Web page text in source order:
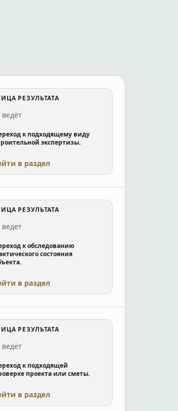
РЕЗУЛЬТАТА
ведёт
к подходящему виду
экспертизы.
в раздел
РЕЗУЛЬТАТА
ведёт
к обследованию
состояния
в раздел
РЕЗУЛЬТАТА
ведёт
к подходящей
проекта или сметы.
в раздел